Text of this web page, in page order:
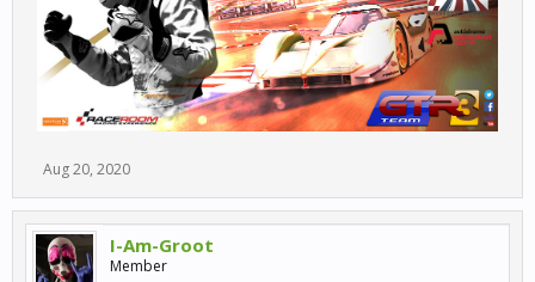
Aug 20, 2020
I-Am-Groot
Member